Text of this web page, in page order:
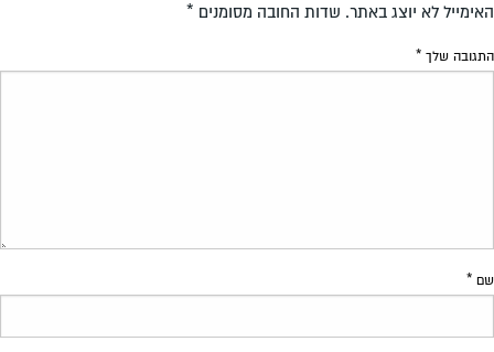
האימייל לא יוצג באתר. שדות החובה מסומנים *
התגובה שלך *
שם *